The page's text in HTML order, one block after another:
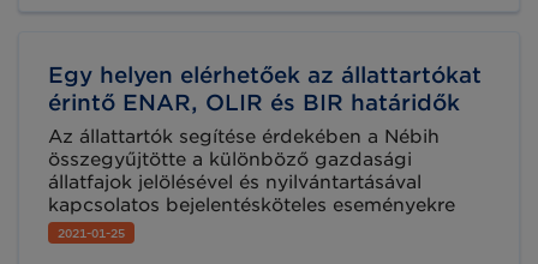
tápszeres üvegekig.
Egy helyen elérhetőek az állattartókat
érintő ENAR, OLIR és BIR határidők
Az állattartók segítése érdekében a Nébih
összegyűjtötte a különböző gazdasági
állatfajok jelölésével és nyilvántartásával
kapcsolatos bejelentésköteles eseményekre
vonatkozó határidőket. A fajonkénti
gyűjtemények
2021-01-25